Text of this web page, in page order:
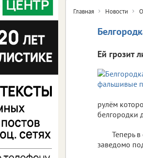
Главная Новости
Ей грозит
рулём
белгородки
Теперь
заведомо